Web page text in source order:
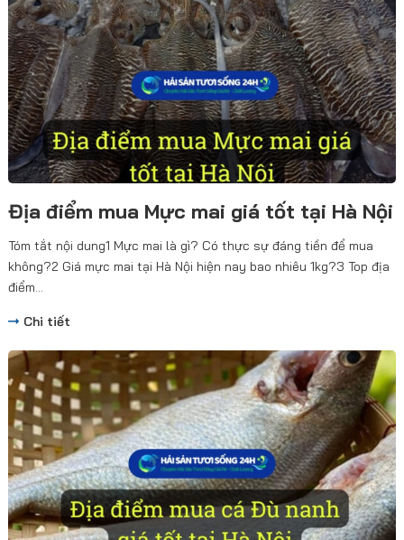
Địa điểm mua Mực mai giá tốt tại Hà Nội
Tóm tắt nội dung1 Mực mai là gì? Có thực sự đáng tiền để mua
không?2 Giá mực mai tại Hà Nội hiện nay bao nhiêu 1kg?3 Top địa
điểm...
Chi tiết